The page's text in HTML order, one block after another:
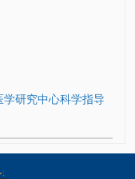
研究中心科学指导